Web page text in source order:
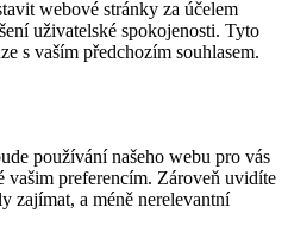
webové stránky za účelem
uživatelské spokojenosti. Tyto
s vaším předchozím souhlasem.
používání našeho webu pro vás
vašim preferencím. Zároveň uvidíte
zajímat, a méně nerelevantní